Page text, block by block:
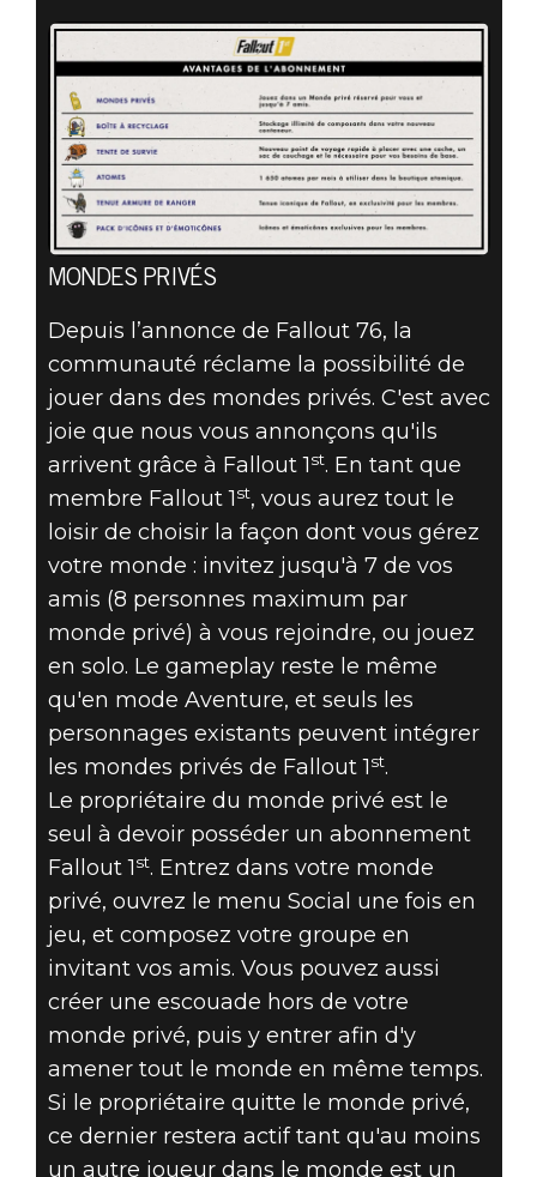
MONDES PRIVÉS
Depuis l’annonce de Fallout 76, la
communauté réclame la possibilité de
jouer dans des mondes privés. C'est avec
joie que nous vous annonçons qu'ils
arrivent grâce à Fallout 1st. En tant que
membre Fallout 1st, vous aurez tout le
loisir de choisir la façon dont vous gérez
votre monde : invitez jusqu'à 7 de vos
amis (8 personnes maximum par
monde privé) à vous rejoindre, ou jouez
en solo. Le gameplay reste le même
qu'en mode Aventure, et seuls les
personnages existants peuvent intégrer
les mondes privés de Fallout 1st.
Le propriétaire du monde privé est le
seul à devoir posséder un abonnement
Fallout 1st. Entrez dans votre monde
privé, ouvrez le menu Social une fois en
jeu, et composez votre groupe en
invitant vos amis. Vous pouvez aussi
créer une escouade hors de votre
monde privé, puis y entrer afin d'y
amener tout le monde en même temps.
Si le propriétaire quitte le monde privé,
ce dernier restera actif tant qu'au moins
un autre joueur dans le monde est un